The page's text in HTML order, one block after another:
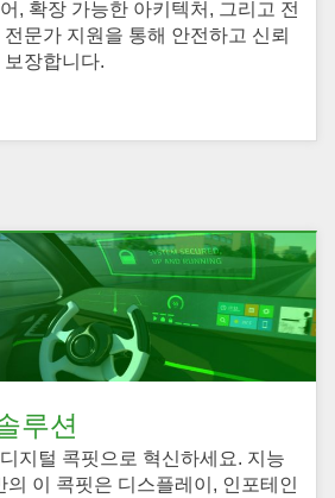
, 확장 가능한 아키텍처, 그리고 전
문가 지원을 통해 안전하고 신뢰
장합니다.
루션
지털 콕핏으로 혁신하세요. 지능
의 이 콕핏은 디스플레이, 인포테인